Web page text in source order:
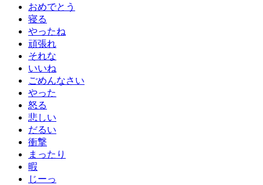
おめでとう
寝る
やったね
頑張れ
それな
いいね
ごめんなさい
やった
怒る
悲しい
だるい
衝撃
まったり
暇
じーっ